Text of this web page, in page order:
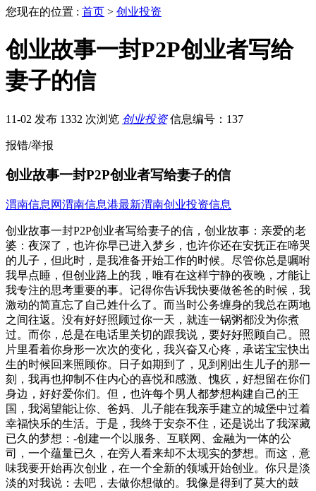
您现在的位置 : 首页 > 创业投资
创业故事一封P2P创业者写给
妻子的信
11-02 发布 1332 次浏览 创业投资 信息编号：137
报错/举报
创业故事一封P2P创业者写给妻子的信
渭南信息网渭南信息港最新渭南创业投资信息
创业故事一封P2P创业者写给妻子的信，创业故事：亲爱的老
婆：夜深了，也许你早已进入梦乡，也许你还在安抚正在啼哭
的儿子，但此时，是我准备开始工作的时候。尽管你总是嘱咐
我早点睡，但创业路上的我，唯有在这样宁静的夜晚，才能让
我专注的思考重要的事。记得你告诉我快要做爸爸的时候，我
激动的简直忘了自己姓什么了。而当时公务缠身的我总在两地
之间往返。没有好好照顾过你一天，就连一锅粥都没为你煮
过。而你，总是在电话里关切的跟我说，要好好照顾自己。照
片里看着你身形一次次的变化，我兴奋又心疼，承诺宝宝快出
生的时候回来照顾你。日子如期到了，见到刚出生儿子的那一
刻，我再也抑制不住内心的喜悦和感激、愧疚，好想留在你们
身边，好好爱你们。但，也许每个男人都梦想构建自己的王
国，我渴望能让你、爸妈、儿子能在我亲手建立的城堡中过着
幸福快乐的生活。于是，我终于安奈不住，还是说出了我深藏
已久的梦想：-创建一个以服务、互联网、金融为一体的公
司，一个蕴量已久，在旁人看来却不太现实的梦想。而这，意
味我要开始再次创业，在一个全新的领域开始创业。你只是淡
淡的对我说：去吧，去做你想做的。我像是得到了莫大的鼓